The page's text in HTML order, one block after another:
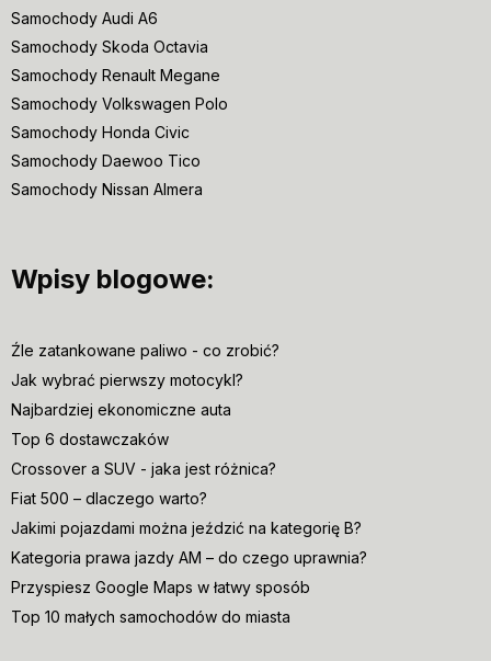
Samochody Audi A6
Samochody Skoda Octavia
Samochody Renault Megane
Samochody Volkswagen Polo
Samochody Honda Civic
Samochody Daewoo Tico
Samochody Nissan Almera
Wpisy blogowe:
Źle zatankowane paliwo - co zrobić?
Jak wybrać pierwszy motocykl?
Najbardziej ekonomiczne auta
Top 6 dostawczaków
Crossover a SUV - jaka jest różnica?
Fiat 500 – dlaczego warto?
Jakimi pojazdami można jeździć na kategorię B?
Kategoria prawa jazdy AM – do czego uprawnia?
Przyspiesz Google Maps w łatwy sposób
Top 10 małych samochodów do miasta